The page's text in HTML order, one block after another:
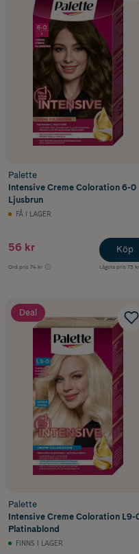
Palette
Intensive Creme Coloration 6-0
Ljusbrun
FÅ I LAGER
56 kr
Ord.pris 74 kr Lägsta pris 73 kr
Köp
Deal
Palette
Intensive Creme Coloration L9-
Platinablond
FINNS I LAGER